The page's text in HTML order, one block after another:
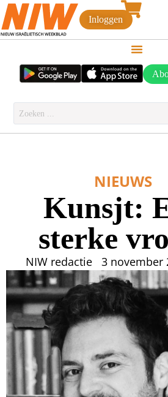
Inloggen
NIEUWS
Kunsjt:
sterke
NIW redactie 3 november